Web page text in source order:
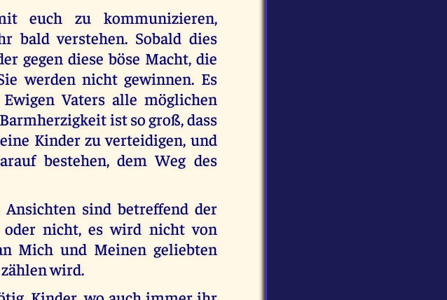
euch zu kommunizieren,
bald verstehen. Sobald dies
gegen diese böse Macht, die
werden nicht gewinnen. Es
Vaters alle möglichen
ist so groß, dass
Kinder zu verteidigen, und
bestehen, dem Weg des
sind betreffend der
nicht, es wird nicht von
Mich und Meinen geliebten
wird.